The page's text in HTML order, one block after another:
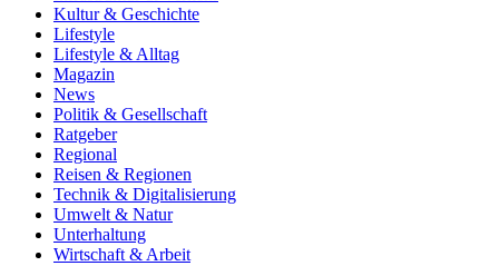
Kultur & Geschichte
Lifestyle
Lifestyle & Alltag
Magazin
News
Politik & Gesellschaft
Ratgeber
Regional
Reisen & Regionen
Technik & Digitalisierung
Umwelt & Natur
Unterhaltung
Wirtschaft & Arbeit